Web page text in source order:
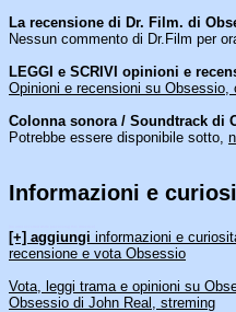
La recensione di Dr. Film. di
Nessun commento di Dr.Film per
LEGGI e SCRIVI opinioni e
Opinioni e recensioni su Obsessio,
Colonna sonora / Soundtrack di
Potrebbe essere disponibile sotto,
Informazioni e
[+] aggiungi informazioni e
recensione e vota Obsessio
Vota, leggi trama e opinioni su
Obsessio di John Real, streming